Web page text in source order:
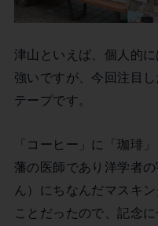
津山といえば、個人的
強いですが、今回注目
テープです。
「コーヒー」に「珈琲
藩の医師であり洋学者
ん）にちなんだマスキ
ことだったので、記念